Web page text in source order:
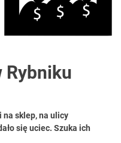
Rybniku
na sklep, na ulicy
się uciec. Szuka ich